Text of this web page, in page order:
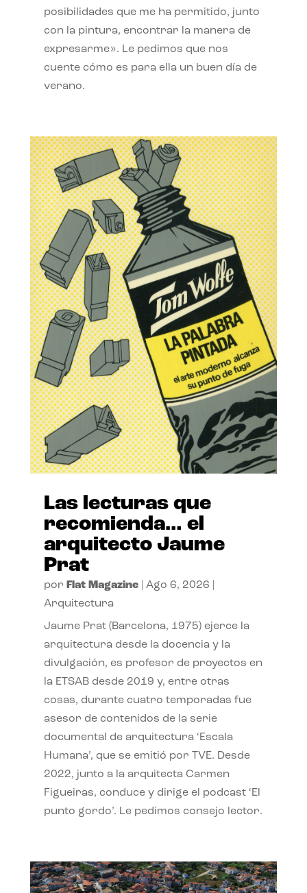
posibilidades que me ha permitido, junto
con la pintura, encontrar la manera de
expresarme». Le pedimos que nos
cuente cómo es para ella un buen día de
verano.
Las lecturas que
recomienda… el
arquitecto Jaume
Prat
por Flat Magazine| Ago 6, 2026
Arquitectura
Jaume Prat (Barcelona, 1975) ejerce la
arquitectura desde la docencia y la
divulgación, es profesor de proyectos en
la ETSAB desde 2019 y, entre otras
cosas, durante cuatro temporadas fue
asesor de contenidos de la serie
documental de arquitectura ‘Escala
Humana’, que se emitió por TVE. Desde
2022, junto a la arquitecta Carmen
Figueiras, conduce y dirige el podcast ‘El
punto gordo’. Le pedimos consejo lector.